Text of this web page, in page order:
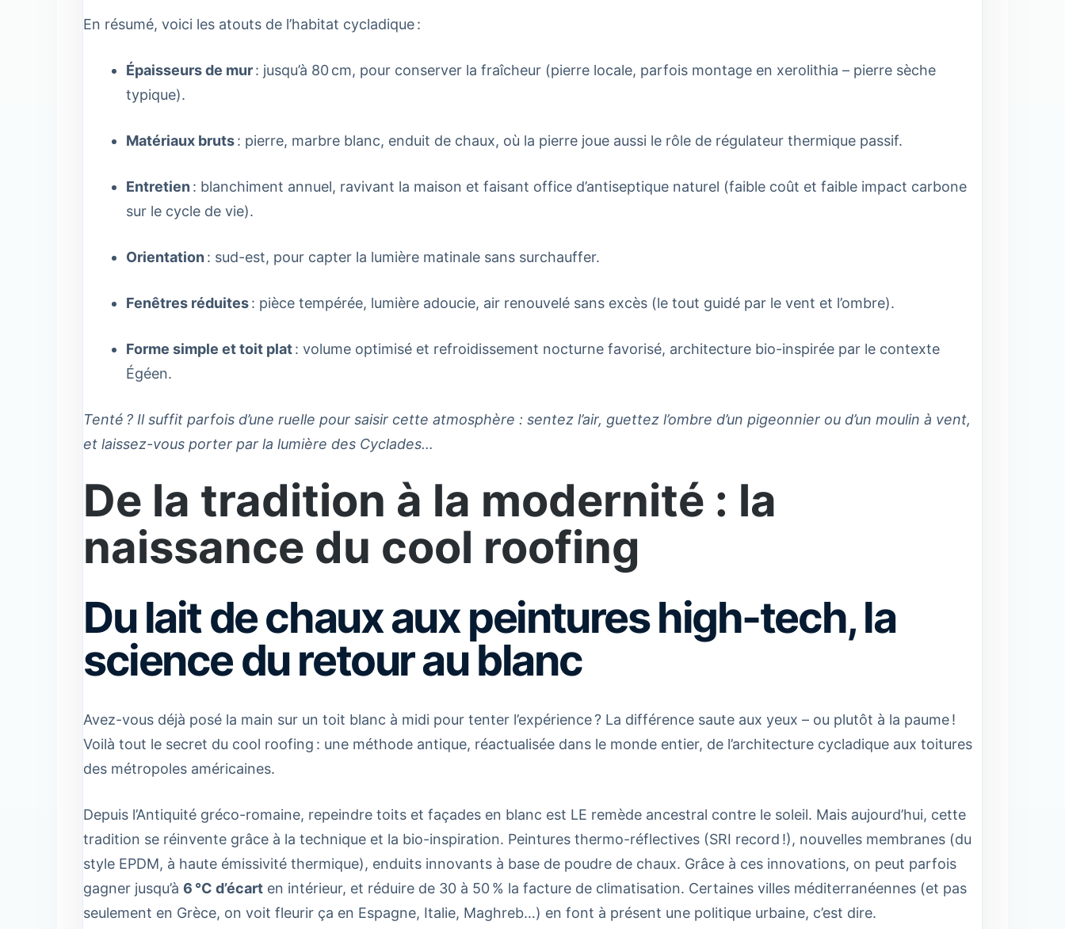
En résumé, voici les atouts de l’habitat cycladique :
Épaisseurs de mur: jusqu’à 80 cm, pour conserver la fraîcheur (pierre locale, parfois montage en xerolithia – pierre sèche
typique).
Matériaux bruts: pierre, marbre blanc, enduit de chaux, où la pierre joue aussi le rôle de régulateur thermique passif.
Entretien : blanchiment annuel, ravivant la maison et faisant office d’antiseptique naturel (faible coût et faible impact carbone
sur le cycle de vie).
Orientation : sud-est, pour capter la lumière matinale sans surchauffer.
Fenêtres réduites: pièce tempérée, lumière adoucie, air renouvelé sans excès (le tout guidé par le vent et l’ombre).
Forme simple et toit plat: volume optimisé et refroidissement nocturne favorisé, architecture bio-inspirée par le contexte
Égéen.
Tenté ? Il suffit parfois d’une ruelle pour saisir cette atmosphère : sentez l’air, guettez l’ombre d’un pigeonnier ou d’un moulin à vent,
et laissez-vous porter par la lumière des Cyclades…
De la tradition à la modernité : la
naissance du cool roofing
Du lait de chaux aux peintures high-tech, la
science du retour au blanc
Avez-vous déjà posé la main sur un toit blanc à midi pour tenter l’expérience ? La différence saute aux yeux – ou plutôt à la paume !
Voilà tout le secret du cool roofing : une méthode antique, réactualisée dans le monde entier, de l’architecture cycladique aux toitures
des métropoles américaines.
Depuis l’Antiquité gréco-romaine, repeindre toits et façades en blanc est LE remède ancestral contre le soleil. Mais aujourd’hui, cette
tradition se réinvente grâce à la technique et la bio-inspiration. Peintures thermo-réflectives (SRI record !), nouvelles membranes (du
style EPDM, à haute émissivité thermique), enduits innovants à base de poudre de chaux. Grâce à ces innovations, on peut parfois
gagner jusqu’à 6 °C d’écart en intérieur, et réduire de 30 à 50 % la facture de climatisation. Certaines villes méditerranéennes (et pas
seulement en Grèce, on voit fleurir ça en Espagne, Italie, Maghreb…) en font à présent une politique urbaine, c’est dire.